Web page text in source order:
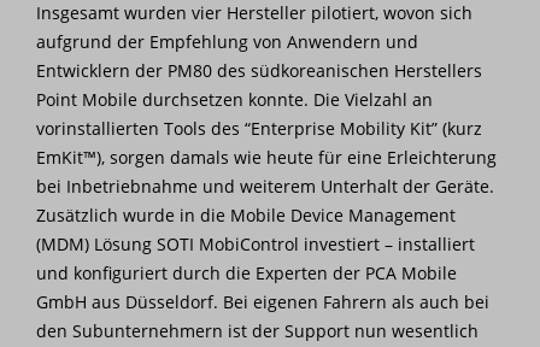
Insgesamt wurden vier Hersteller pilotiert, wovon sich
aufgrund der Empfehlung von Anwendern und
Entwicklern der PM80 des südkoreanischen Herstellers
Point Mobile durchsetzen konnte. Die Vielzahl an
vorinstallierten Tools des “Enterprise Mobility Kit” (kurz
EmKit™), sorgen damals wie heute für eine Erleichterung
bei Inbetriebnahme und weiterem Unterhalt der Geräte.
Zusätzlich wurde in die Mobile Device Management
(MDM) Lösung SOTI MobiControl investiert – installiert
und konfiguriert durch die Experten der PCA Mobile
GmbH aus Düsseldorf. Bei eigenen Fahrern als auch bei
den Subunternehmern ist der Support nun wesentlich